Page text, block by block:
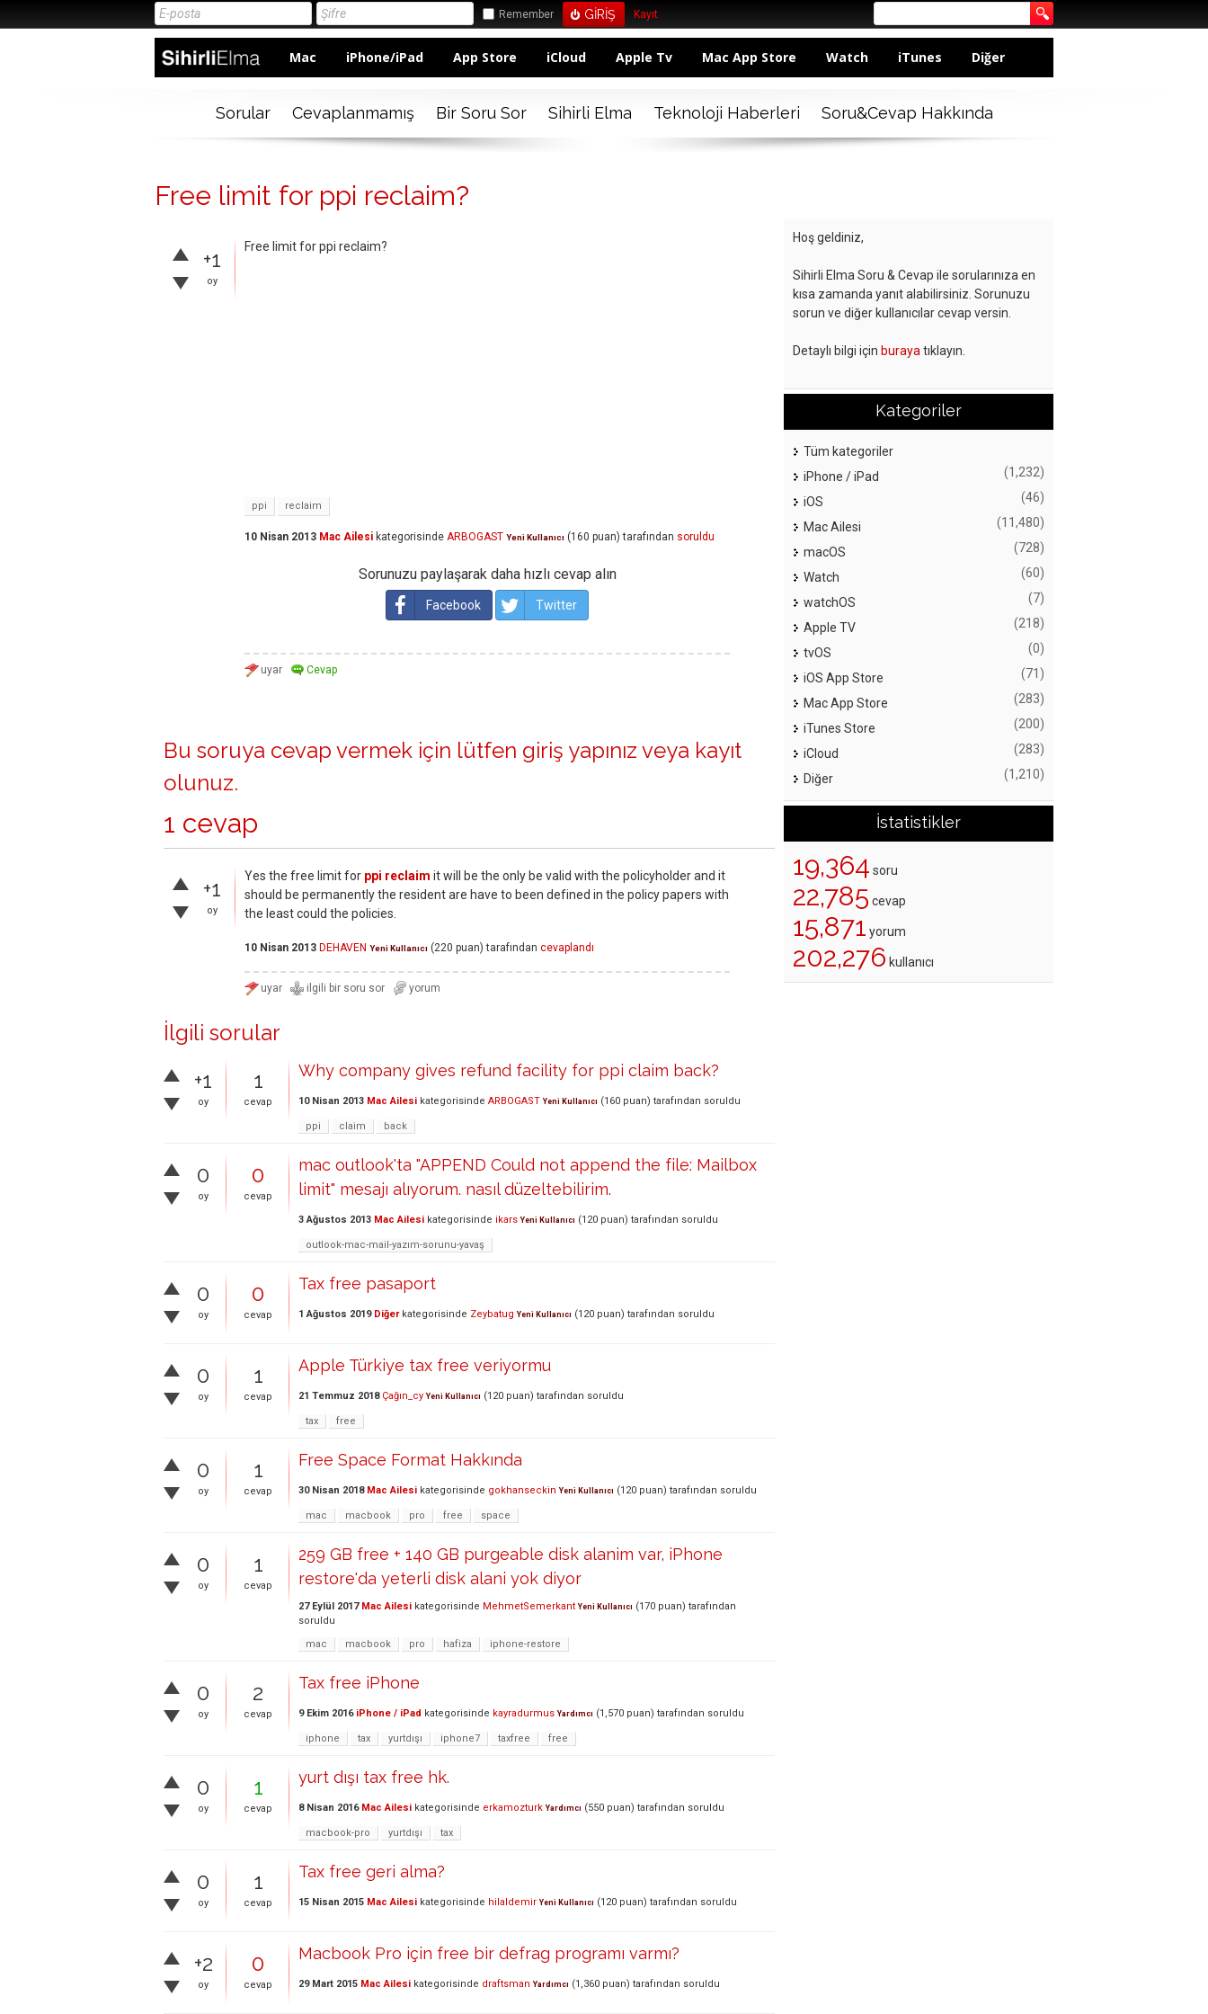
Remember Kayıt
Mac iPhone/iPad App Store iCloud Apple Tv Mac App Store Watch iTunes Diğer
Sorular Cevaplanmamış Bir Soru Sor Sihirli Elma Teknoloji Haberleri Soru&Cevap Hakkında
Free limit for ppi reclaim?
+1
oy
Free limit for ppi reclaim?
ppi reclaim
10 Nisan 2013 Mac Ailesi kategorisinde ARBOGAST Yeni Kullanıcı (160 puan) tarafından soruldu
Sorunuzu paylaşarak daha hızlı cevap alın
Facebook Twitter
Bu soruya cevap vermek için lütfen giriş yapınız veya kayıt
olunuz.
1 cevap
+1
oy
Yes the free limit for ppi reclaim it will be the only be valid with the policyholder and it
should be permanently the resident are have to been defined in the policy papers with
the least could the policies.
10 Nisan 2013 DEHAVEN Yeni Kullanıcı (220 puan) tarafından cevaplandı
İlgili sorular
+1
oy
1
cevap
Why company gives refund facility for ppi claim back?
10 Nisan 2013 Mac Ailesi kategorisinde ARBOGAST Yeni Kullanıcı (160 puan) tarafından soruldu
ppi claim back
0
oy
0
cevap
mac outlook'ta "APPEND Could not append the file: Mailbox
limit" mesajı alıyorum. nasıl düzeltebilirim.
3 Ağustos 2013 Mac Ailesi kategorisinde ikars Yeni Kullanıcı (120 puan) tarafından soruldu
outlook-mac-mail-yazım-sorunu-yavaş
0
oy
0
cevap
Tax free pasaport
1 Ağustos 2019 Diğerkategorisinde Zeybatug Yeni Kullanıcı (120 puan) tarafından soruldu
0
oy
1
cevap
Apple Türkiye tax free veriyormu
21 Temmuz 2018 Çağın_cy Yeni Kullanıcı (120 puan) tarafından soruldu
tax free
0
oy
1
cevap
Free Space Format Hakkında
30 Nisan 2018 Mac Ailesi kategorisinde gokhanseckin Yeni Kullanıcı (120 puan) tarafından soruldu
mac macbook pro free space
0
oy
1
cevap
259 GB free + 140 GB purgeable disk alanim var, iPhone
restore'da yeterli disk alani yok diyor
27 Eylül 2017 Mac Ailesi kategorisinde MehmetSemerkant Yeni Kullanıcı (170 puan) tarafından
soruldu
mac
macbook pro hafiza iphone-restore
0
oy
2
cevap
Tax free iPhone
9 Ekim 2016 iPhone / iPad kategorisinde kayradurmus Yardımcı (1,570 puan) tarafından soruldu
iphone tax yurtdışı iphone7 taxfree free
0
oy
1
cevap
yurt dışı tax free hk.
8 Nisan 2016 Mac Ailesi kategorisinde erkamozturk Yardımcı (550 puan) tarafından soruldu
macbook-pro yurtdışı tax
0
oy
1
cevap
Tax free geri alma?
15 Nisan 2015 Mac Ailesi kategorisinde hilaldemir Yeni Kullanıcı (120 puan) tarafından soruldu
+2
oy
0
cevap
Macbook Pro için free bir defrag programı varmı?
29 Mart 2015 Mac Ailesi kategorisinde draftsman Yardımcı (1,360 puan) tarafından soruldu
Hoş geldiniz,
Sihirli Elma Soru & Cevap ile sorularınıza en
kısa zamanda yanıt alabilirsiniz. Sorunuzu
sorun ve diğer kullanıcılar cevap versin.
Detaylı bilgi için buraya tıklayın.
Kategoriler
Tüm kategoriler
iPhone / iPad
(1,232)
iOS (46)
Mac Ailesi (11,480)
macOS (728)
Watch (60)
watchOS (7)
Apple TV (218)
tvOS (0)
iOS App Store (71)
Mac App Store (283)
iTunes Store (200)
iCloud (283)
Diğer (1,210)
İstatistikler
19,364 soru
22,785 cevap
15,871 yorum
202,276 kullanıcı